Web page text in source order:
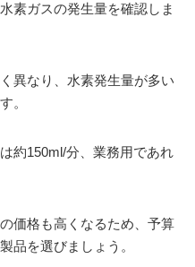
素ガスの発生量を確認しま
異なり、水素発生量が多い
。
約150ml/分、業務用であれ
価格も高くなるため、予算
品を選びましょう。